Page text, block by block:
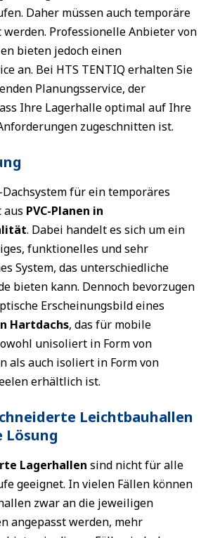
Daher müssen auch temporäre
werden. Professionelle Anbieter von
bieten jedoch einen
an. Bei HTS TENTIQ erhalten Sie
Planungsservice, der
Ihre Lagerhalle optimal auf Ihre
zugeschnitten ist.
Dachsystem für ein temporäres
aus PVC-Planen in
. Dabei handelt es sich um ein
funktionelles und sehr
System, das unterschiedliche
bieten kann. Dennoch bevorzugen
Erscheinungsbild eines
Hartdachs, das für mobile
unisoliert in Form von
als auch isoliert in Form von
erhältlich ist.
Leichtbauhallen
Lösung
Lagerhallen sind nicht für alle
geeignet. In vielen Fällen können
zwar an die jeweiligen
angepasst werden, mehr